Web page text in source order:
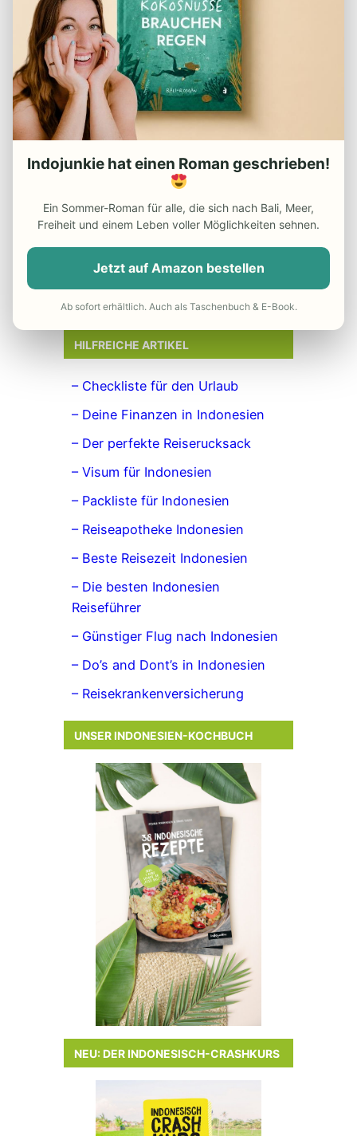
ROLLER LEIHEN AUF BALI
HILFREICHE ARTIKEL
– Checkliste für den Urlaub
– Deine Finanzen in Indonesien
– Der perfekte Reiserucksack
– Visum für Indonesien
– Packliste für Indonesien
– Reiseapotheke Indonesien
– Beste Reisezeit Indonesien
– Die besten Indonesien
Reiseführer
– Günstiger Flug nach Indonesien
– Do’s and Dont’s in Indonesien
– Reisekrankenversicherung
UNSER INDONESIEN-KOCHBUCH
NEU: DER INDONESISCH-CRASHKURS
Indojunkie hat einen Roman geschrieben!
Ein Sommer-Roman für alle, die sich nach Bali, Meer,
Freiheit und einem Leben voller Möglichkeiten sehnen.
Jetzt auf Amazon bestellen
Ab sofort erhältlich. Auch als Taschenbuch & E-Book.